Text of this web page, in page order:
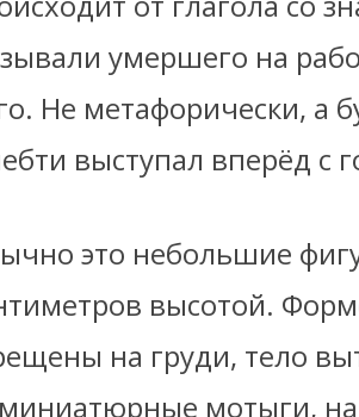
умершего на
Не метафорически, а
выступал вперёд с
это небольшие
высотой.
на груди, тело
мотыги,